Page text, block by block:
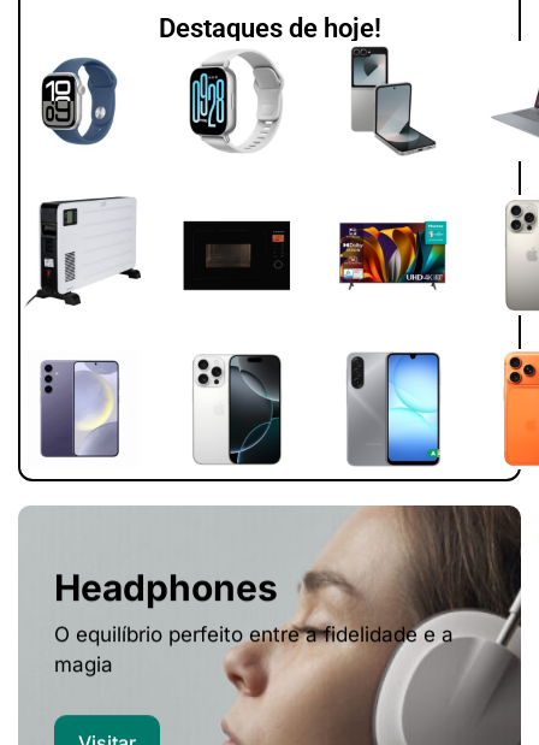
Destaques de hoje!
Headphones
O equilíbrio perfeito entre a fidelidade e a
magia